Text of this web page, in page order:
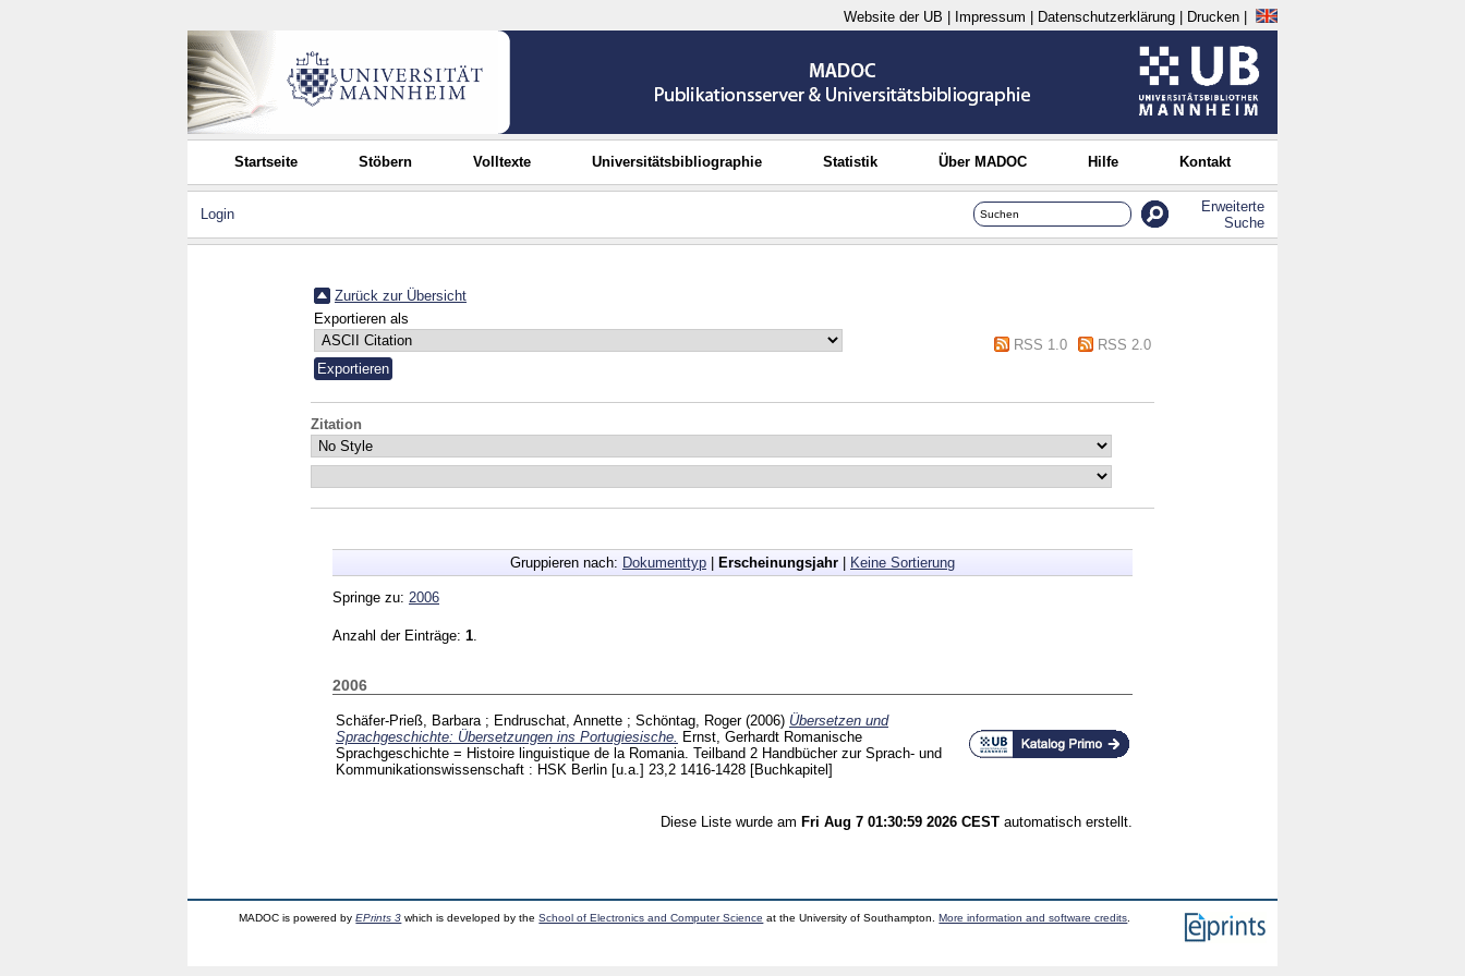
Website der UB Impressum Datenschutzerklärung Drucken
Startseite Stöbern Volltexte Universitätsbibliographie Statistik Über MADOC Hilfe Kontakt
Login
Erweiterte
Suche
Zurück zur Übersicht
Exportieren als
RSS 1.0
RSS 2.0
Zitation
Gruppieren nach: Dokumenttyp Erscheinungsjahr Keine Sortierung
Springe zu: 2006
Anzahl der Einträge: 1
2006
Schäfer-Prieß, Barbara ; Endruschat, Annette ; Schöntag, Roger (2006) Übersetzen und
Sprachgeschichte: Übersetzungen ins Portugiesische.
Ernst, Gerhardt Romanische
Sprachgeschichte = Histoire linguistique de la Romania. Teilband 2 Handbücher zur Sprach- und
Kommunikationswissenschaft : HSK Berlin [u.a.] 23,2 1416-1428 [Buchkapitel]
Diese Liste wurde am Fri Aug 7 01:30:59 2026 CEST automatisch erstellt.
MADOC is powered byEPrints 3 which is developed by theSchool of Electronics and Computer Science at the University of Southampton.More information and software credits